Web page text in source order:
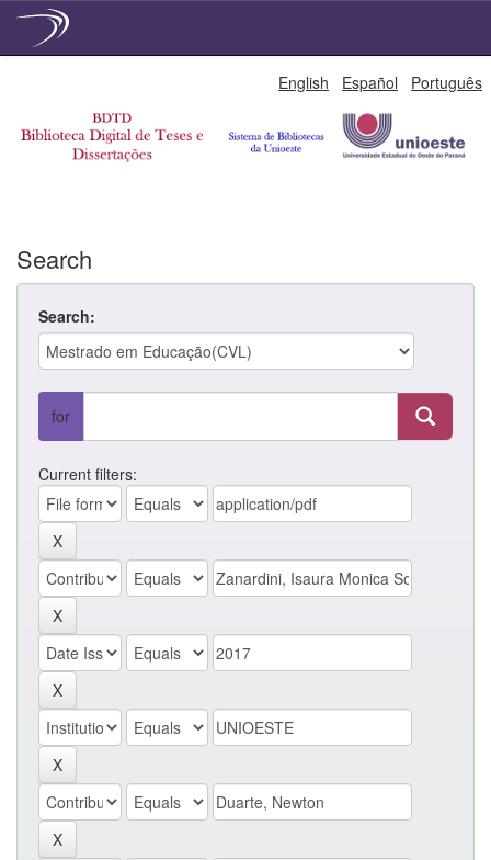
English Español Português
Search
Search:
for
Current filters: